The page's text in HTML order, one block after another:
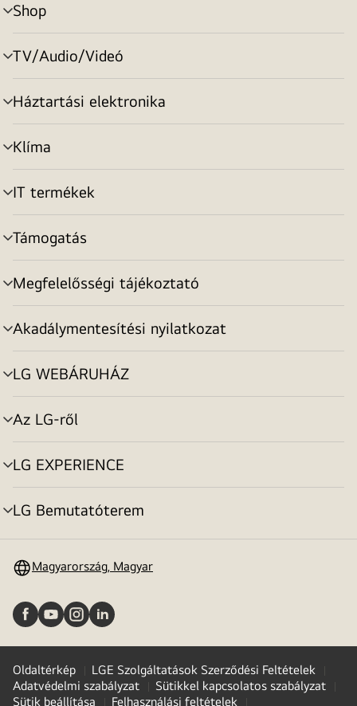
Shop
menu
toggle
TV/Audio/Videó
menu
toggle
Háztartási elektronika
menu
toggle
Klíma
menu
toggle
IT termékek
menu
toggle
Támogatás
menu
toggle
Megfelelősségi tájékoztató
menu
toggle
Akadálymentesítési nyilatkozat
menu
toggle
LG WEBÁRUHÁZ
menu
toggle
Az LG-ről
menu
toggle
LG EXPERIENCE
menu
toggle
LG Bemutatóterem
menu
Magyarország, Magyar
Oldaltérkép
LGE Szolgáltatások Szerződési Feltételek
Adatvédelmi szabályzat
Sütikkel kapcsolatos szabályzat
Sütik beállítása
Felhasználási feltételek